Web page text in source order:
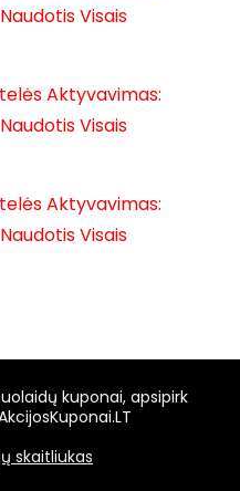
Visais
Aktyvavimas:
Visais
Aktyvavimas:
Visais
kuponai, apsipirk